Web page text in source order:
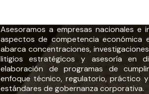
Asesoramos a empresas nacionales e
aspectos de competencia económica
abarca concentraciones,
litigios estratégicos y asesoría en
elaboración de programas de
enfoque técnico, regulatorio, práctico
estándares de gobernanza corporativa.